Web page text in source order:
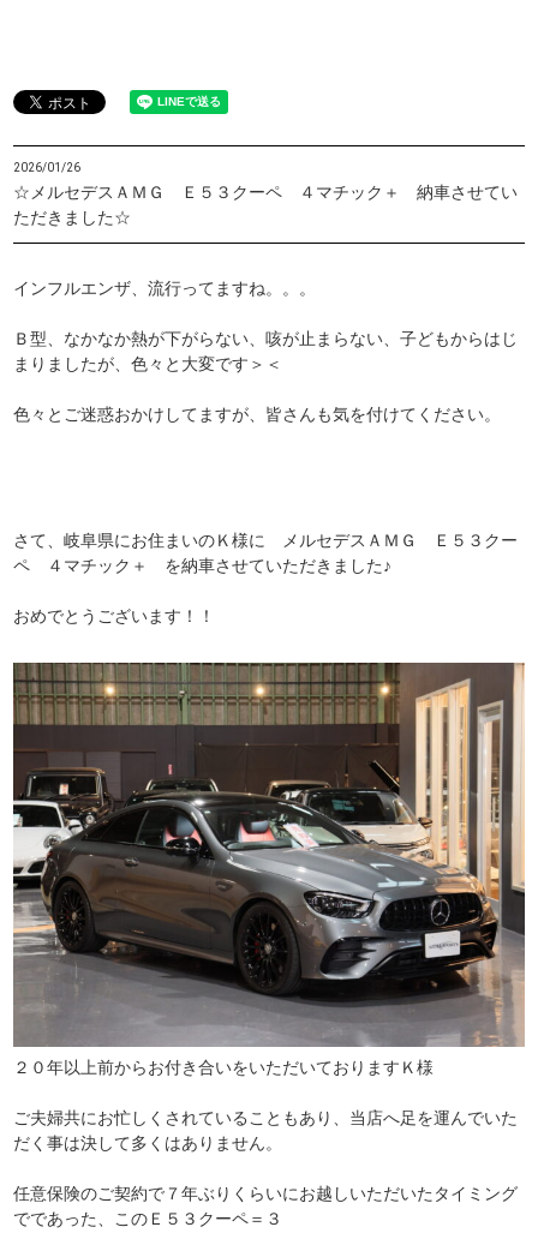
2026/01/26
☆メルセデスＡＭＧ Ｅ５３クーペ ４マチック＋ 納車させてい
ただきました☆
インフルエンザ、流行ってますね。。。
Ｂ型、なかなか熱が下がらない、咳が止まらない、子どもからはじ
まりましたが、色々と大変です＞＜
色々とご迷惑おかけしてますが、皆さんも気を付けてください。
さて、岐阜県にお住まいのＫ様に メルセデスＡＭＧ Ｅ５３クー
ペ ４マチック＋ を納車させていただきました♪
おめでとうございます！！
２０年以上前からお付き合いをいただいておりますＫ様
ご夫婦共にお忙しくされていることもあり、当店へ足を運んでいた
だく事は決して多くはありません。
任意保険のご契約で７年ぶりくらいにお越しいただいたタイミング
でであった、このＥ５３クーペ＝３